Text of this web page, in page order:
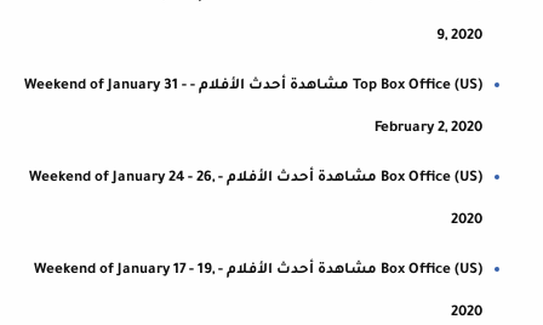
9, 2020
Top Box Office (US) مشاهدة أحدث الأفلام - Weekend of January 31 -
February 2, 2020
Box Office (US) مشاهدة أحدث الأفلام - Weekend of January 24 - 26,
2020
Box Office (US) مشاهدة أحدث الأفلام - Weekend of January 17 - 19,
2020